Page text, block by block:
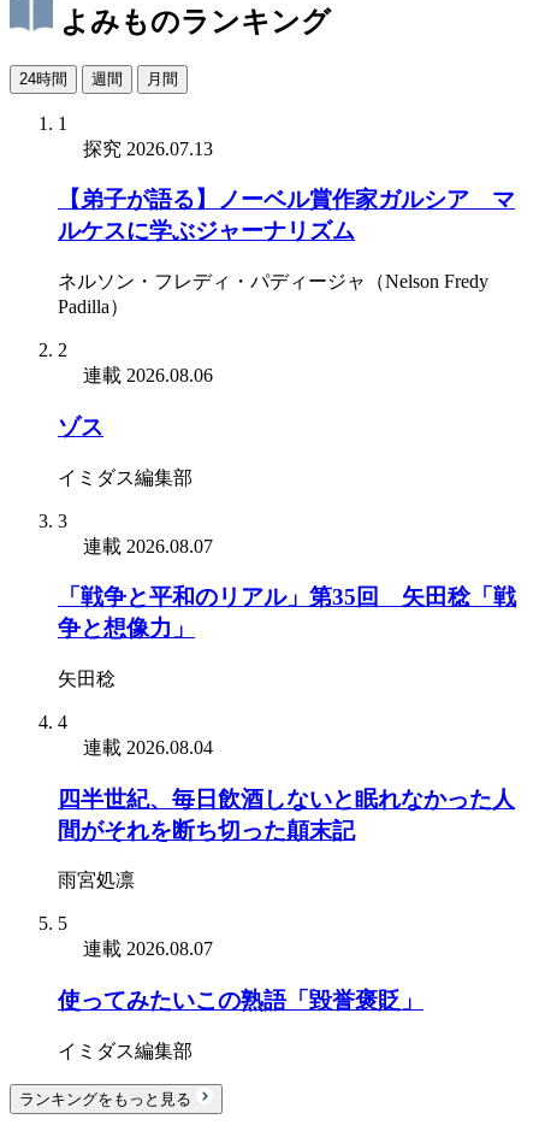
よみものランキング
24時間 週間 月間
1
探究 2026.07.13
【弟子が語る】ノーベル賞作家ガルシア゠マ
ルケスに学ぶジャーナリズム
ネルソン・フレディ・パディージャ（Nelson Fredy
Padilla）
2
連載 2026.08.06
ゾス
イミダス編集部
3
連載 2026.08.07
「戦争と平和のリアル」第35回 矢田稔「戦
争と想像力」
矢田稔
4
連載 2026.08.04
四半世紀、毎日飲酒しないと眠れなかった人
間がそれを断ち切った顛末記
雨宮処凛
5
連載 2026.08.07
使ってみたいこの熟語「毀誉褒貶」
イミダス編集部
ランキングをもっと見る